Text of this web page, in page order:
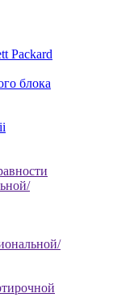
Packard
блока